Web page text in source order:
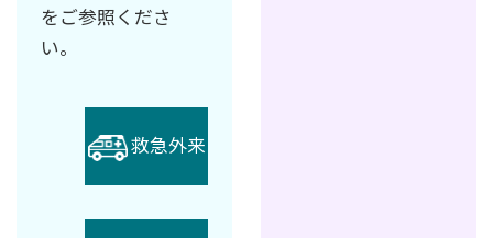
をご参照くださ
い。
救急外来